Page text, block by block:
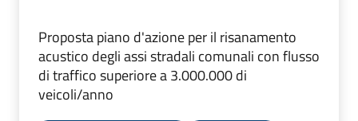
Proposta piano d'azione per il risanamento
acustico degli assi stradali comunali con flusso
di traffico superiore a 3.000.000 di
veicoli/anno